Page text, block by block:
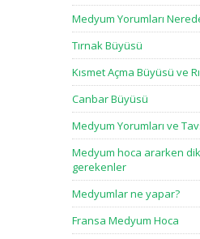
Medyum Yorumları
Tırnak Büyüsü
Kısmet Açma Büyüsü ve
Canbar Büyüsü
Medyum Yorumları ve
Medyum hoca ararken
gerekenler
Medyumlar ne yapar?
Fransa Medyum Hoca